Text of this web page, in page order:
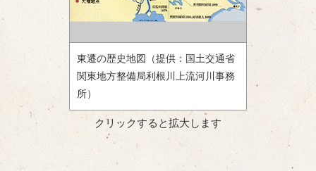
東遷の歴史地図（提供：国土交通省
関東地方整備局利根川上流河川事務
所）
クリックすると拡大します